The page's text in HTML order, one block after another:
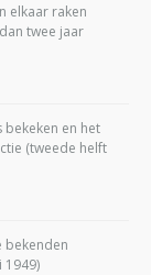
elkaar raken
twee jaar
bekeken en het
(tweede helft
bekenden
1949)